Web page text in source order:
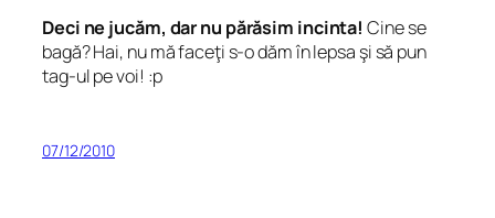
Deci ne jucăm, dar nu părăsim incinta! Cine se
bagă? Hai, nu mă faceţi s-o dăm în lepsa şi să pun
tag-ul pe voi! :p
07/12/2010